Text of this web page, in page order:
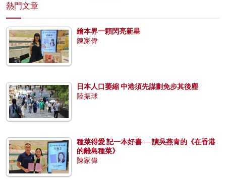
熱門文章
繪本界一顆閃亮新星
陳家偉
日本人口萎縮 中港須先謀劃免步其後塵
陸振球
種菜得愛 記一本好書──讀吳燕青的《在香港
的離島種菜》
陳家偉